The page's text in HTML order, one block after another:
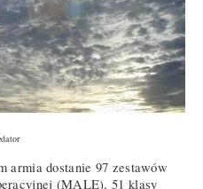
armia dostanie 97 zestawów
(MALE), 51 klasy